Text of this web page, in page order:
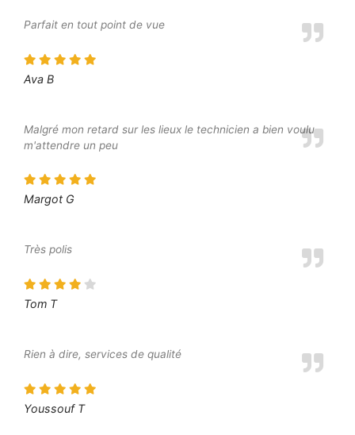
Parfait en tout point de vue
Ava B
Malgré mon retard sur les lieux le technicien a bien voulu
m'attendre un peu
Margot G
Très polis
Tom T
Rien à dire, services de qualité
Youssouf T